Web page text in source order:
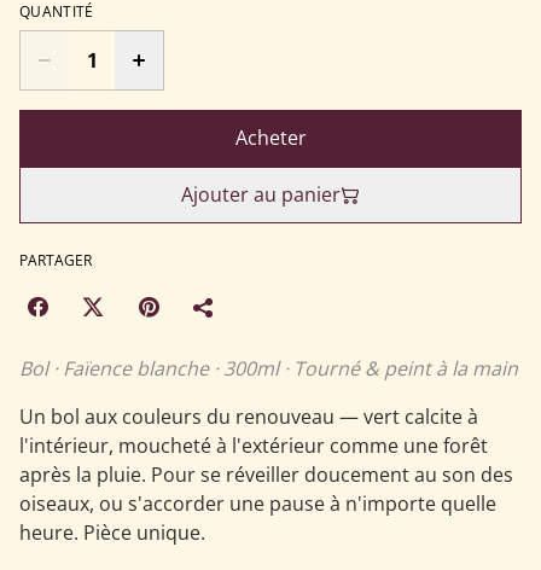
QUANTITÉ
Acheter
Ajouter au panier
PARTAGER
Bol · Faïence blanche · 300ml · Tourné & peint à la main
Un bol aux couleurs du renouveau — vert calcite à
l'intérieur, moucheté à l'extérieur comme une forêt
après la pluie. Pour se réveiller doucement au son des
oiseaux, ou s'accorder une pause à n'importe quelle
heure. Pièce unique.